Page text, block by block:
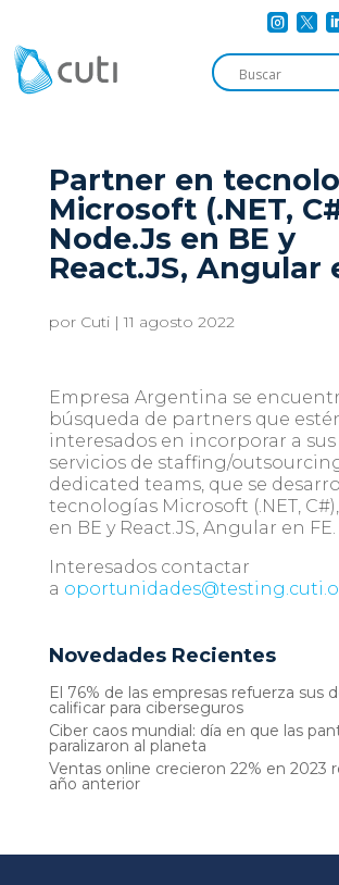
 
Partner en
Microsoft (.NET,
Node.Js en BE y
React.JS, Angular
por Cuti|11 agosto 2022
Empresa Argentina se
búsqueda de partners que
interesados en incorporar a
servicios de staffing/
dedicated teams, que se
tecnologías Microsoft (.NET,
en BE y React.JS, Angular en FE.
Interesados contactar
a
Novedades Recientes
El 76% de las empresas refuerza sus
calificar para ciberseguros
Ciber caos mundial: día en que las
paralizaron al planeta
Ventas online crecieron 22% en 2023
año anterior